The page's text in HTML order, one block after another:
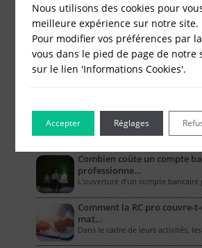
Le Blog pour les Entreprises
Combien coûte un compte
professionne…
L’ouverture d’un compte
Comment la RC pro couvre-
mat…
Dans le cadre de leurs activités,
Nous utilisons des cookies pour
meilleure expérience sur notre site.
Pour modifier vos préférences par
vous dans le pied de page de notre
sur le lien 'Informations Cookies'.
Accepter Réglages